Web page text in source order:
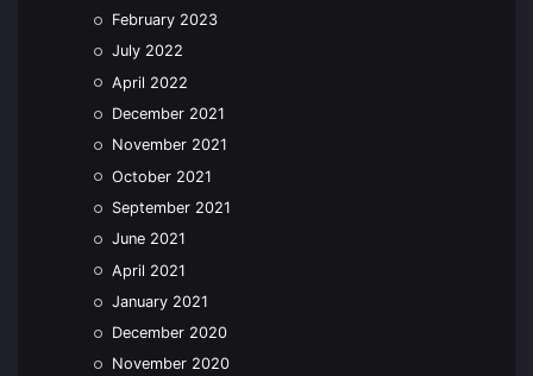
February 2023
July 2022
April 2022
December 2021
November 2021
October 2021
September 2021
June 2021
April 2021
January 2021
December 2020
November 2020